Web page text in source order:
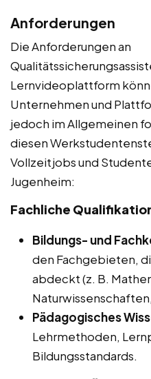
Anforderungen
Die Anforderungen an
Lernvideoplattform
Unternehmen und
jedoch im Allgemeinen
diesen
Vollzeitjobs und
Jugenheim:
Fachliche
Bildungs- und
den Fachgebieten,
abdeckt (z. B.
Pädagogisches
Lehrmethoden,
Bildungsstandards.